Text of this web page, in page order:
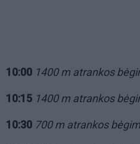
10:00 1400 m atrankos
10:15 1400 m atrankos
10:30 700 m atrankos